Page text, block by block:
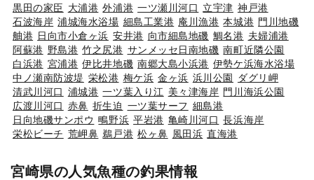
黒田の家臣 大浦港 外浦港 一ツ瀬川河口 立宇津 神戸港
石波海岸 浦城海水浴場 細島工業港 庵川漁港 本城港 門川地磯
舳港 日向市小倉ヶ浜 安井港 向市細島地磯 鯛名港 夫婦浦港
阿蘇港 野島港 竹之尻港 サンメッセ日南地磯 南町近隣公園
白浜港 宮浦港 伊比井地磯 南郷大島小浜港 伊勢ケ浜海水浴場
中ノ瀬南防波堤 栄松港 梅ケ浜 金ヶ浜 浜川公園
ダグリ岬
清武川河口 浦城港 一ツ葉入り江 美々津海岸 門川海浜公園
広渡川河口 赤鼻 折生迫 一ツ葉サーフ 細島港
日向地磯サンポウ 鴫野浜 平岩港 亀崎川河口 長浜海岸
栄松ビーチ 荒岬鼻 鵜戸港 松ヶ鼻 風田浜 直海港
宮崎県の人気魚種の釣果情報